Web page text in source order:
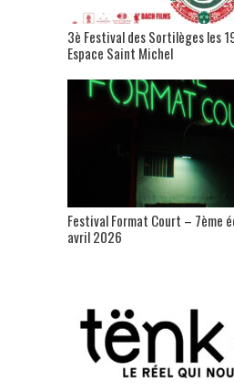
3è Festival des Sortilèges les
Espace Saint Michel
Festival Format Court – 7ème
avril 2026